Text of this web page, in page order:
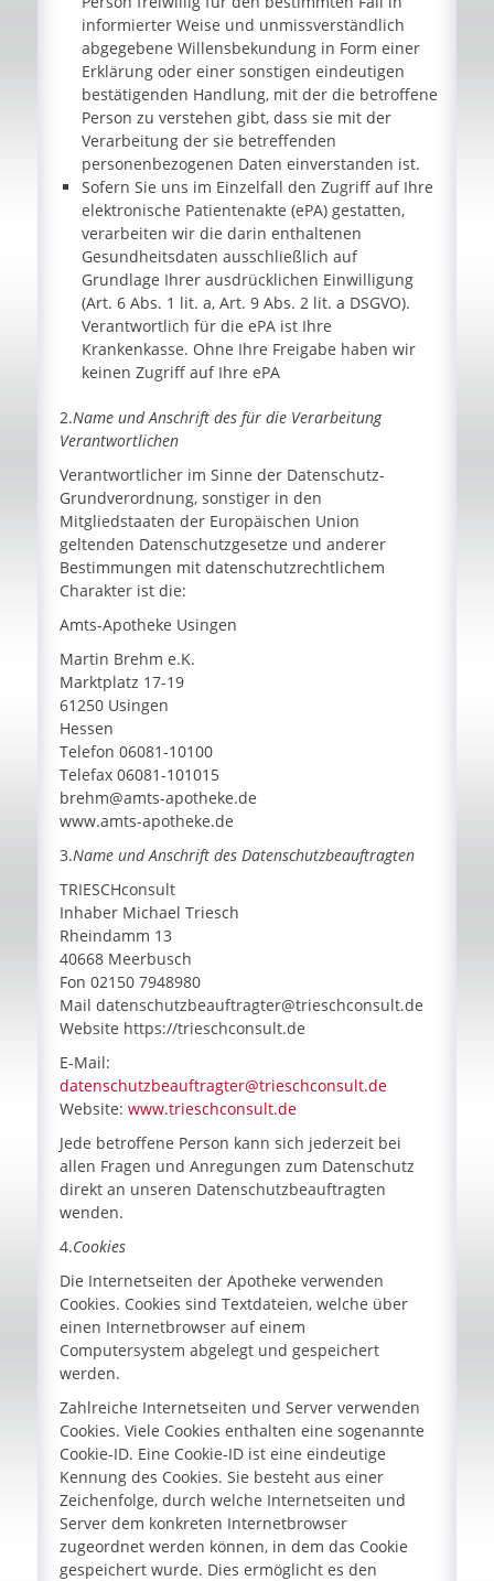
informierter Weise und unmissverständlich
abgegebene Willensbekundung in Form einer
Erklärung oder einer sonstigen eindeutigen
bestätigenden Handlung, mit der die betroffene
Person zu verstehen gibt, dass sie mit der
Verarbeitung der sie betreffenden
personenbezogenen Daten einverstanden ist.
Sofern Sie uns im Einzelfall den Zugriff auf Ihre
elektronische Patientenakte (ePA) gestatten,
verarbeiten wir die darin enthaltenen
Gesundheitsdaten ausschließlich auf
Grundlage Ihrer ausdrücklichen Einwilligung
(Art. 6 Abs. 1 lit. a, Art. 9 Abs. 2 lit. a DSGVO).
Verantwortlich für die ePA ist Ihre
Krankenkasse. Ohne Ihre Freigabe haben wir
keinen Zugriff auf Ihre ePA
2.Name und Anschrift des für die Verarbeitung
Verantwortlichen
Verantwortlicher im Sinne der Datenschutz-
Grundverordnung, sonstiger in den
Mitgliedstaaten der Europäischen Union
geltenden Datenschutzgesetze und anderer
Bestimmungen mit datenschutzrechtlichem
Charakter ist die:
Amts-Apotheke Usingen
Martin Brehm e.K.
Marktplatz 17-19
61250 Usingen
Hessen
Telefon 06081-10100
Telefax 06081-101015
brehm@amts-apotheke.de
www.amts-apotheke.de
3.Name und Anschrift des Datenschutzbeauftragten
TRIESCHconsult
Inhaber Michael Triesch
Rheindamm 13
40668 Meerbusch
Fon 02150 7948980
Mail datenschutzbeauftragter@trieschconsult.de
Website https://trieschconsult.de
E-Mail:
datenschutzbeauftragter@trieschconsult.de
Website: www.trieschconsult.de
Jede betroffene Person kann sich jederzeit bei
allen Fragen und Anregungen zum Datenschutz
direkt an unseren Datenschutzbeauftragten
wenden.
4.Cookies
Die Internetseiten der Apotheke verwenden
Cookies. Cookies sind Textdateien, welche über
einen Internetbrowser auf einem
Computersystem abgelegt und gespeichert
werden.
Zahlreiche Internetseiten und Server verwenden
Cookies. Viele Cookies enthalten eine sogenannte
Cookie-ID. Eine Cookie-ID ist eine eindeutige
Kennung des Cookies. Sie besteht aus einer
Zeichenfolge, durch welche Internetseiten und
Server dem konkreten Internetbrowser
zugeordnet werden können, in dem das Cookie
gespeichert wurde. Dies ermöglicht es den